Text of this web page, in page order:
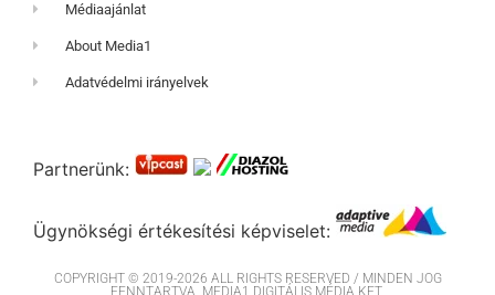
Médiaajánlat
About Media1
Adatvédelmi irányelvek
Partnerünk:
Ügynökségi értékesítési képviselet:
COPYRIGHT © 2019-2026 ALL RIGHTS RESERVED / MINDEN JOG
FENNTARTVA. MEDIA1 DIGITÁLIS MÉDIA KFT.